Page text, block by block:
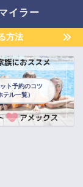
イラー
方法
ト予約のコツ
テル一覧）